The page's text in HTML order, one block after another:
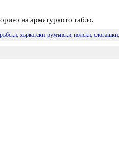
на арматурното табло.
, хърватски, румънски, полски, словашки,